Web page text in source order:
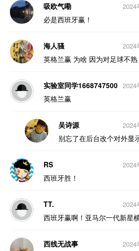
吸欧气嘞
必是西班牙赢！
2024
海人骚
英格兰赢 为啥 因为对足球不
2024
实验室同学1668747500
英格兰赢
2024
吴诗源
别忘了在后台改个对外显
2024
RS
西班牙胜！
2024
TT.
西班牙赢啊！亚马尔一代新星
2024
西线无战事
2024